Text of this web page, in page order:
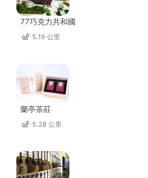
77巧克力共和國
5.19 公里
蘭亭茶莊
5.28 公里